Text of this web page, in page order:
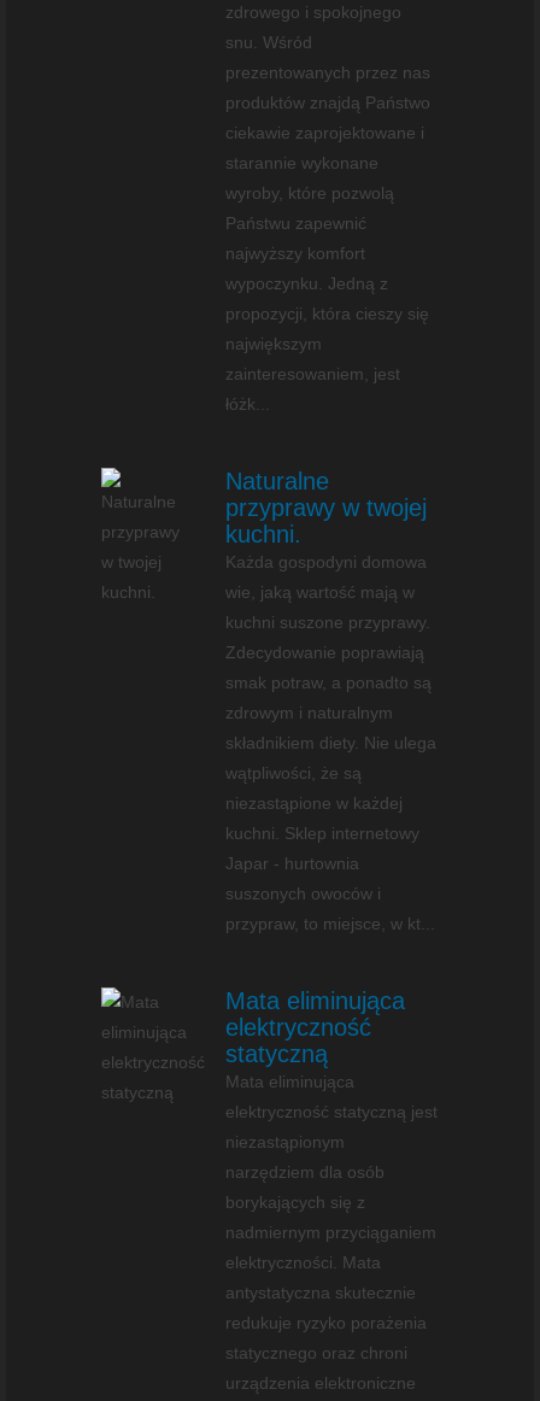
zdrowego i spokojnego
snu. Wśród
prezentowanych przez nas
produktów znajdą Państwo
ciekawie zaprojektowane i
starannie wykonane
wyroby, które pozwolą
Państwu zapewnić
najwyższy komfort
wypoczynku. Jedną z
propozycji, która cieszy się
największym
zainteresowaniem, jest
łóżk...
Naturalne
przyprawy w twojej
kuchni.
Każda gospodyni domowa
wie, jaką wartość mają w
kuchni suszone przyprawy.
Zdecydowanie poprawiają
smak potraw, a ponadto są
zdrowym i naturalnym
składnikiem diety. Nie ulega
wątpliwości, że są
niezastąpione w każdej
kuchni. Sklep internetowy
Japar - hurtownia
suszonych owoców i
przypraw, to miejsce, w kt...
Mata eliminująca
elektryczność
statyczną
Mata eliminująca
elektryczność statyczną jest
niezastąpionym
narzędziem dla osób
borykających się z
nadmiernym przyciąganiem
elektryczności. Mata
antystatyczna skutecznie
redukuje ryzyko porażenia
statycznego oraz chroni
urządzenia elektroniczne